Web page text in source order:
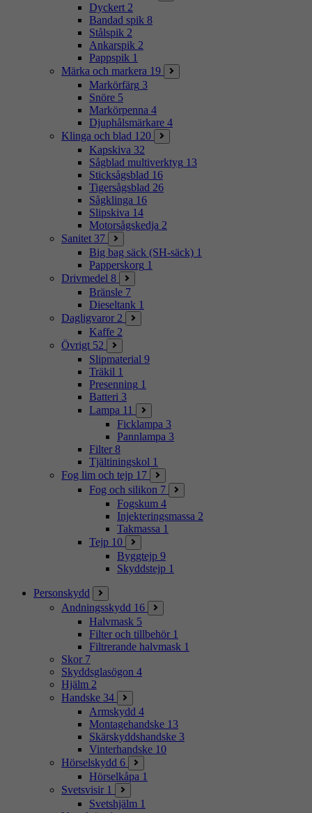
Dyckert 2
Bandad spik 8
Stålspik 2
Ankarspik 2
Pappspik 1
Märka och markera 19
Markörfärg 3
Snöre 5
Markörpenna 4
Djuphålsmärkare 4
Klinga och blad 120
Kapskiva 32
Sågblad multiverktyg 13
Sticksågsblad 16
Tigersågsblad 26
Sågklinga 16
Slipskiva 14
Motorsågskedja 2
Sanitet 37
Big bag säck (SH-säck) 1
Papperskorg 1
Drivmedel 8
Bränsle 7
Dieseltank 1
Dagligvaror 2
Kaffe 2
Övrigt 52
Slipmaterial 9
Träkil 1
Presenning 1
Batteri 3
Lampa 11
Ficklampa 3
Pannlampa 3
Filter 8
Tjältiningskol 1
Fog lim och tejp 17
Fog och silikon 7
Fogskum 4
Injekteringsmassa 2
Takmassa 1
Tejp 10
Byggtejp 9
Skyddstejp 1
Personskydd
Andningsskydd 16
Halvmask 5
Filter och tillbehör 1
Filtrerande halvmask 1
Skor 7
Skyddsglasögon 4
Hjälm 2
Handske 34
Armskydd 4
Montagehandske 13
Skärskyddshandske 3
Vinterhandske 10
Hörselskydd 6
Hörselkåpa 1
Svetsvisir 1
Svetshjälm 1